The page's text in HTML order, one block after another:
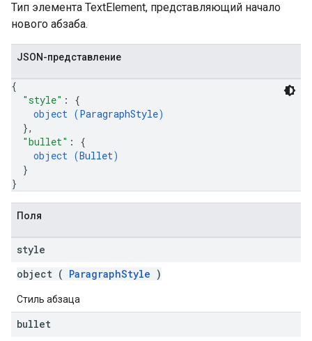
Тип элемента TextElement, представляющий начало
нового абзаба.
JSON-представление
{
"style" : {
object (ParagraphStyle)
},
"bullet" : {
object (Bullet)
}
}
Поля
style
object ( ParagraphStyle )
Стиль абзаца
bullet